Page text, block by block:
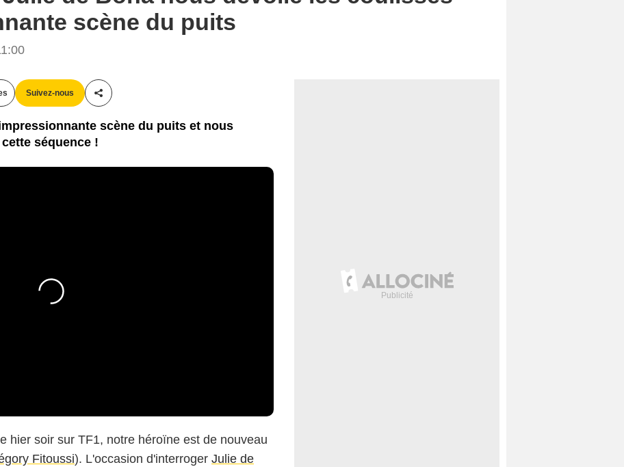
scène du puits
Suivez-nous
Partager cet article
scène du puits et nous
séquence !
hier soir sur TF1, notre héroïne est de nouveau
Fitoussi). L'occasion d'interroger Julie de